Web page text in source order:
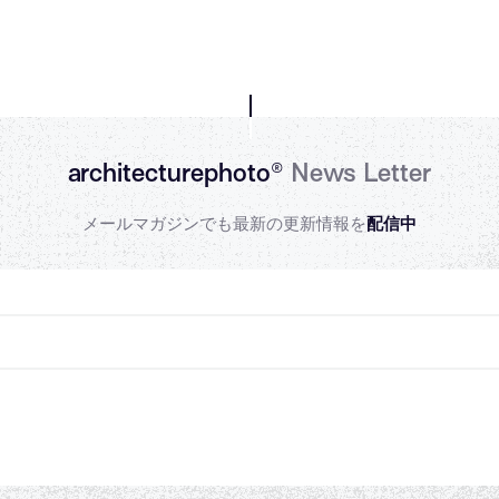
architecturephoto® News Letter
メールマガジンでも最新の更新情報を配信中